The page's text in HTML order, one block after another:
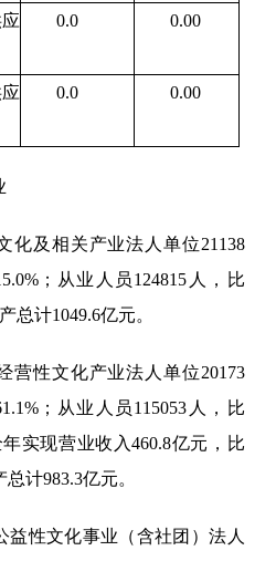
0.0 0.00
0.0 0.00
化及相关产业法人单位21138
%；从业人员124815 人，比
总计1049.6亿元。
营性文化产业法人单位20173
%；从业人员115053 人，比
年实现营业收入460.8亿元，比
总计983.3亿元。
益性文化事业（含社团）法人